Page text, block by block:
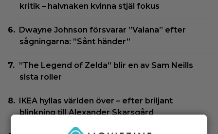
kritik – halvnaken kvinna stjäl fokus
Dwayne Johnson försvarar ”Vaiana” efter
sågningarna: ”Sånt händer”
”The Legend of Zelda” blir en av Sam Neills
sista roller
IKEA hyllas världen över – efter briljant
blinkning till Alexander Skarsgård